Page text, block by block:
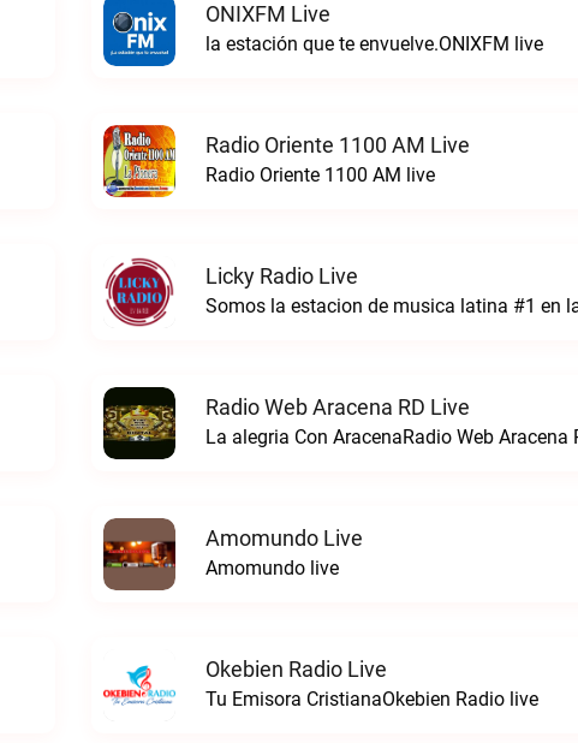
ONIXFM Live
la estación que te envuelve.ONIXFM live
Radio Oriente 1100 AM Live
Radio Oriente 1100 AM live
Licky Radio Live
Somos la estacion de musica latina #1 en
Radio Web Aracena RD Live
La alegria Con AracenaRadio Web Aracena
Amomundo Live
Amomundo live
Okebien Radio Live
Tu Emisora CristianaOkebien Radio live